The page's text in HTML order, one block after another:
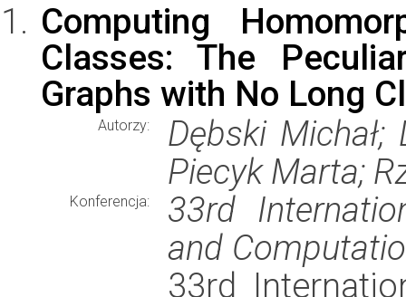
Computing
Classes: The
Graphs with No Long
Autorzy:
Dębski
Piecyk Marta;
Konferencja:
33rd
and
33rd